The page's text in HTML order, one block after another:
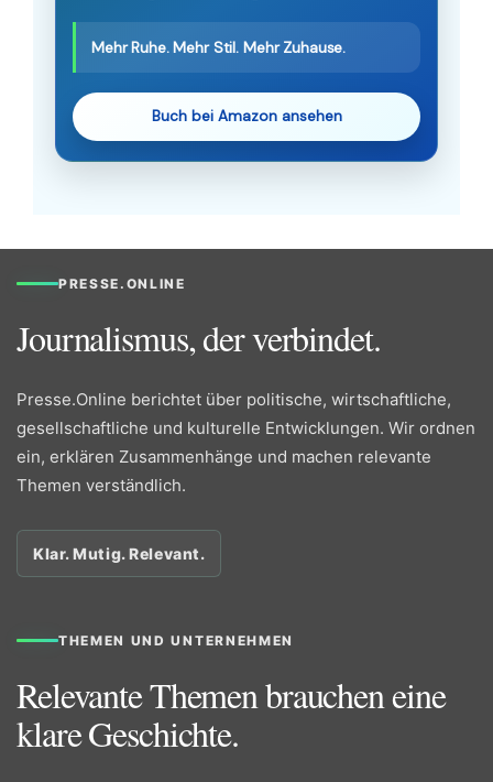
Mehr Ruhe. Mehr Stil. Mehr Zuhause.
Buch bei Amazon ansehen
PRESSE.ONLINE
Journalismus, der verbindet.
Presse.Online berichtet über politische, wirtschaftliche,
gesellschaftliche und kulturelle Entwicklungen. Wir ordnen
ein, erklären Zusammenhänge und machen relevante
Themen verständlich.
Klar. Mutig. Relevant.
THEMEN UND UNTERNEHMEN
Relevante Themen brauchen eine
klare Geschichte.